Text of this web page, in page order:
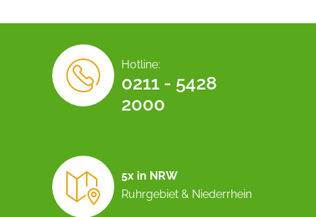
Hotline:
0211 - 5428
2000
5x in NRW
Ruhrgebiet & Niederrhein